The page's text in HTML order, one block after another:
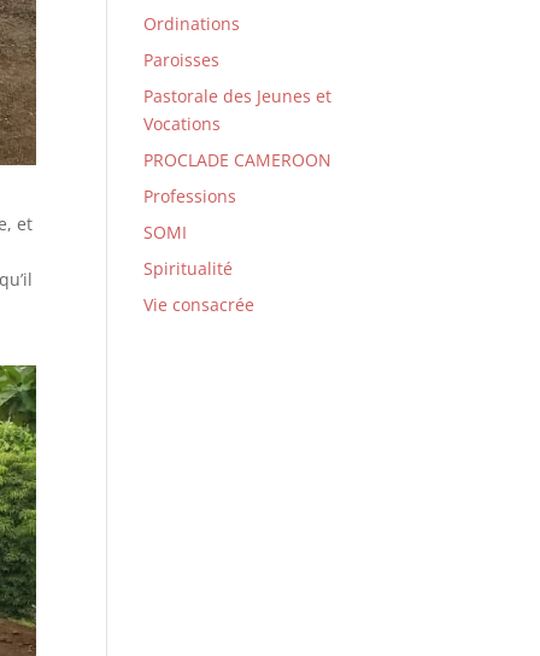
et
Ordinations
Paroisses
Pastorale des Jeunes et
Vocations
PROCLADE CAMEROON
Professions
SOMI
Spiritualité
Vie consacrée